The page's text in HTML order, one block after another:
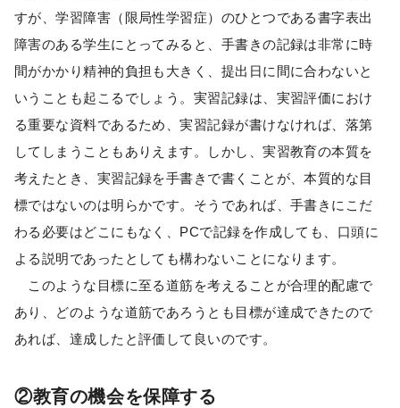
すが、学習障害（限局性学習症）のひとつである書字表出
障害のある学生にとってみると、手書きの記録は非常に時
間がかかり精神的負担も大きく、提出日に間に合わないと
いうことも起こるでしょう。実習記録は、実習評価におけ
る重要な資料であるため、実習記録が書けなければ、落第
してしまうこともありえます。しかし、実習教育の本質を
考えたとき、実習記録を手書きで書くことが、本質的な目
標ではないのは明らかです。そうであれば、手書きにこだ
わる必要はどこにもなく、PCで記録を作成しても、口頭に
よる説明であったとしても構わないことになります。
このような目標に至る道筋を考えることが合理的配慮で
あり、どのような道筋であろうとも目標が達成できたので
あれば、達成したと評価して良いのです。
②教育の機会を保障する